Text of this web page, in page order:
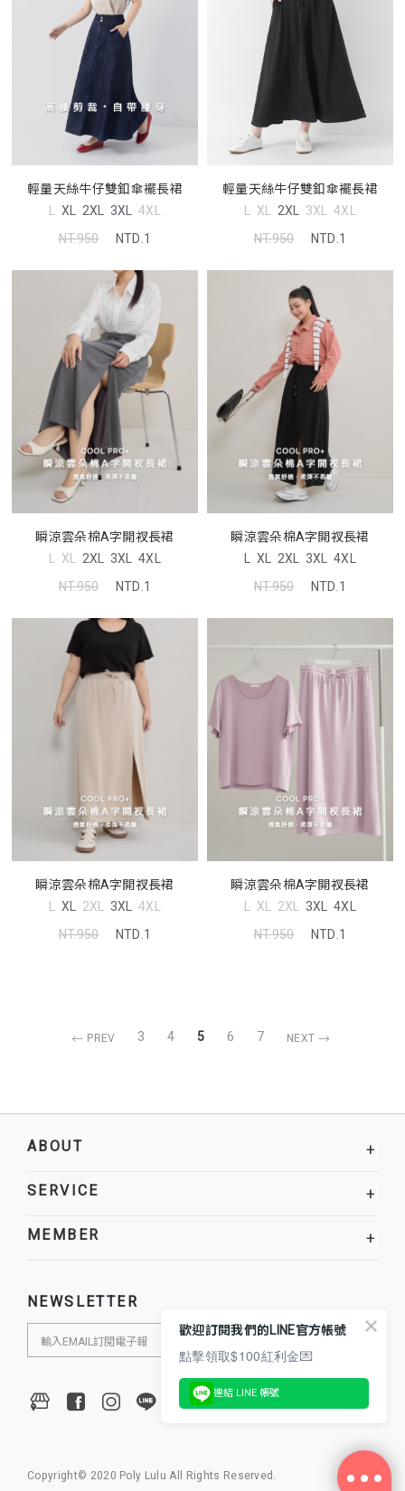
輕量天絲牛仔雙釦傘襬長裙
L XL 2XL 3XL 4XL
NT.950
NTD.1
輕量天絲牛仔雙釦傘襬長裙
L XL 2XL 3XL 4XL
NT.950
NTD.1
瞬涼雲朵棉A字開衩長裙
L XL 2XL 3XL 4XL
NT.950
NTD.1
瞬涼雲朵棉A字開衩長裙
L XL 2XL 3XL 4XL
NT.950
NTD.1
瞬涼雲朵棉A字開衩長裙
L XL 2XL 3XL 4XL
NT.950
NTD.1
瞬涼雲朵棉A字開衩長裙
L XL 2XL 3XL 4XL
NT.950
NTD.1
PREV 3 4 5 6 7 NEXT
ABOUT +
SERVICE +
MEMBER +
NEWSLETTER
Copyright© 2020 Poly Lulu All Rights Reserved.
歡迎訂閱我們的LINE官方帳號
點擊領取$100紅利金💌
連結 LINE 帳號